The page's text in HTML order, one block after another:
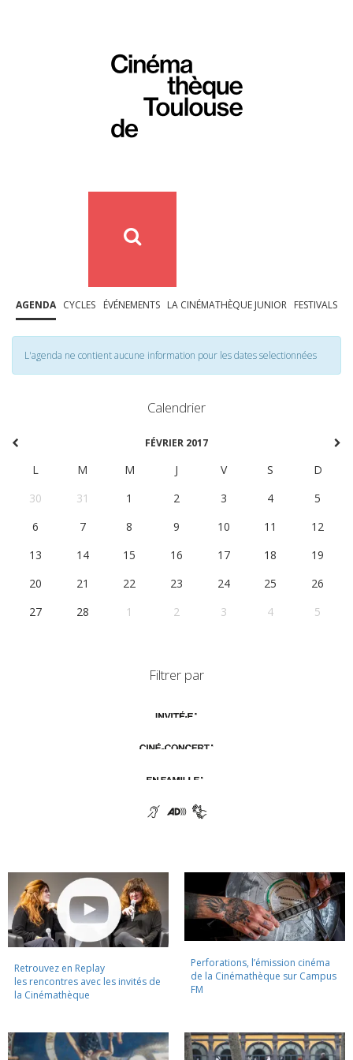
AGENDA CYCLES ÉVÉNEMENTS LA CINÉMATHÈQUE JUNIOR FESTIVALS
L'agenda ne contient aucune information pour les dates selectionnées
Calendrier
FÉVRIER 2017
L M M J V S
D
30
31 1 2 3 4
5
6
7 8 9 10 11
12
13
14 15 16 17 18
19
20
21 22 23 24 25
26
27
28 1 2 3 4 5
Filtrer par
Retrouvez en Replay
les rencontres avec les invités de
la Cinémathèque
Perforations, l’émission cinéma
de la Cinémathèque sur Campus
FM